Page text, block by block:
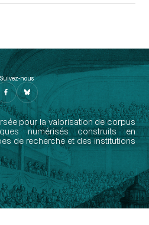
Suivez-nous
pour la valorisation de corpus
numérisés construits en
de recherche et des institutions